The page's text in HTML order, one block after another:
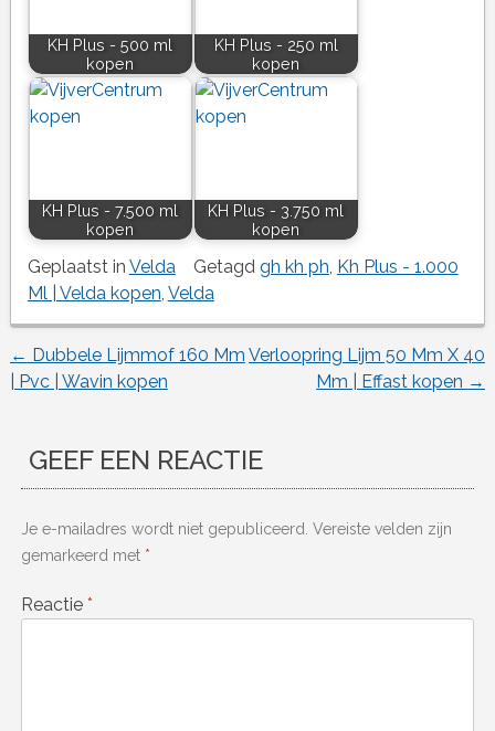
KH Plus - 500 ml
kopen
KH Plus - 250 ml
kopen
KH Plus - 7.500 ml
kopen
KH Plus - 3.750 ml
kopen
Geplaatst in Velda Getagd gh kh ph, Kh Plus - 1.000
Ml | Velda kopen, Velda
Berichtnavigatie
← Dubbele Lijmmof 160 Mm
| Pvc | Wavin kopen
Verloopring Lijm 50 Mm X 40
Mm | Effast kopen →
GEEF EEN REACTIE
Je e-mailadres wordt niet gepubliceerd. Vereiste velden zijn
gemarkeerd met *
Reactie *